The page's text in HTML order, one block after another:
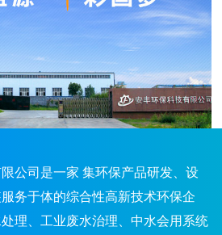
公司是一家 集环保产品研发、设
务于体的综合性高新技术环保企
理、工业废水治理、中水会用系统